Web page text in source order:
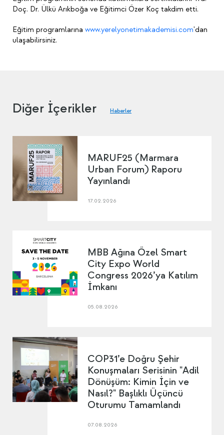
Doç. Dr. Ülkü Arıkboğa ve Eğitimci Özer Koç takdim etti.
Eğitim programlarına www.yerelyonetimakademisi.com'dan
ulaşabilirsiniz.
Diğer İçerikler Haberler
MARUF25 (Marmara
Urban Forum) Raporu
Yayınlandı
17.02.2026
MBB Ağına Özel Smart
City Expo World
Congress 2026’ya Katılım
İmkanı
05.08.2026
COP31’e Doğru Şehir
Konuşmaları Serisinin "Adil
Dönüşüm: Kimin İçin ve
Nasıl?" Başlıklı Üçüncü
Oturumu Tamamlandı
07.08.2026